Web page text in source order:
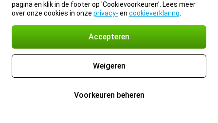
pagina en klik in de footer op 'Cookievoorkeuren'. Lees meer
over onze cookies in onze privacy- en cookieverklaring
Accepteren
Weigeren
Voorkeuren beheren